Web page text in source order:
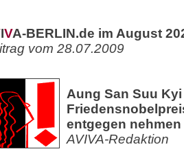
IVA-BERLIN.de im August
vom 28.07.2009
Aung San Suu
entgegen nehmen
AVIVA-Redaktion